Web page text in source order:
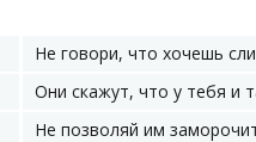
Не говори, что хочешь
Они скажут, что у тебя и
Не позволяй им